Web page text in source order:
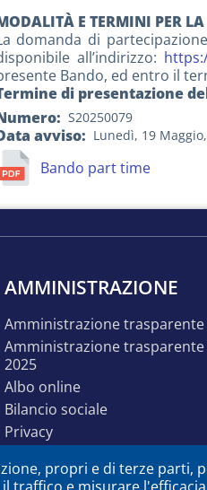
E TERMINI PER
domanda di
all’indirizzo:
Bando, ed entro il
di presentazione
S20250079
avviso Lunedì, 19
Bando part time
AMMINISTRAZIONE
amministrazione trasparente
amministrazione trasparente
2025
albo online
bilancio sociale
privacy
accessibilitàpropri e di terze parti,